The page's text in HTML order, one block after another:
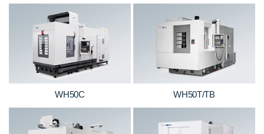
WH50C WH50T/TB